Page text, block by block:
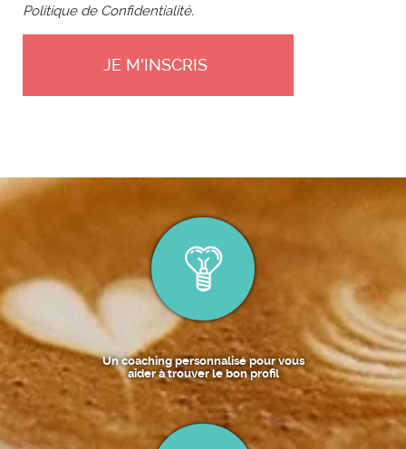
Politique de Confidentialité.
Un coaching personnalisé pour vous
aider à trouver le bon profil